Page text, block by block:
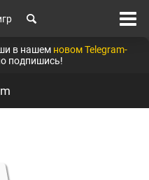
в нашем новом Telegram-
подпишись!